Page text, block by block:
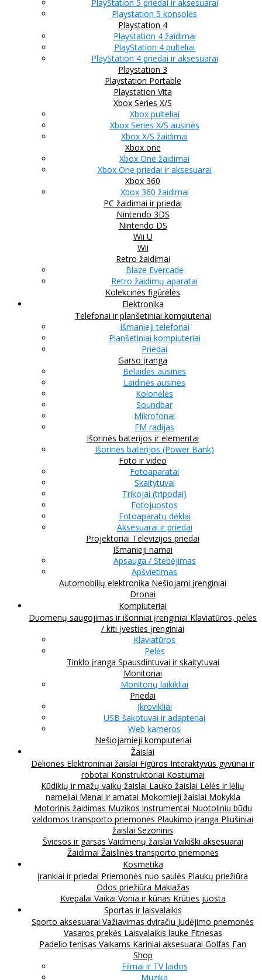
PlayStation 5 priedai ir aksesuarai
Playstation 5 konsolės
Playstation 4
Playstation 4 žaidimai
PlayStation 4 pulteliai
PlayStation 4 priedai ir aksesuarai
Playstation 3
Playstation Portable
Playstation Vita
Xbox Series X/S
Xbox pulteliai
Xbox Series X/S ausinės
Xbox X/S žaidimai
Xbox one
Xbox One žaidimai
Xbox One priedai ir aksesuarai
Xbox 360
Xbox 360 žaidimai
PC žaidimai ir priedai
Nintendo 3DS
Nintendo DS
Wii U
Wii
Retro žaidimai
Blaze Evercade
Retro žaidimų aparatai
Kolekcinės figūrėlės
Elektronika
Telefonai ir planšetiniai kompiuteriai
Išmanieji telefonai
Planšetiniai kompiuteriai
Priedai
Garso įranga
Belaidės ausinės
Laidinės ausinės
Kolonėlės
Soundbar
Mikrofonai
FM radijas
Išorinės baterijos ir elementai
Išorinės baterijos (Power Bank)
Foto ir video
Fotoaparatai
Skaitytuvai
Trikojai (tripodai)
Fotojuostos
Fotoaparatų dėklai
Aksesuarai ir priedai
Projektoriai Televizijos priedai
Išmanieji namai
Apsauga / Stebėjimas
Apšvietimas
Automobilių elektronika Nešiojami įrenginiai
Dronai
Kompiuteriai
Duomenų saugojimas ir išoriniai įrenginiai Klaviatūros, pelės
/ kiti įvesties įrenginiai
Klaviatūros
Pelės
Tinklo įranga Spausdintuvai ir skaitytuvai
Monitoriai
Monitorių laikikliai
Priedai
Įkrovikliai
USB šakotuvai ir adapteriai
Web kameros
Nešiojamieji kompiuteriai
Žaislai
Dėlionės Elektroniniai žaislai Figūros Interaktyvūs gyvūnai ir
robotai Konstruktoriai Kostiumai
Kūdikių ir mažų vaikų žaislai Lauko žaislai Lėlės ir lėlių
nameliai Menai ir amatai Mokomieji žaislai Mokykla
Motorinis žaidimas Muzikos instrumentai Nuotoliniu būdu
valdomos transporto priemonės Plaukimo įranga Pliušiniai
žaislai Sezoninis
Šviesos ir garsas Vaidmenų žaislai Vaikiški aksesuarai
Žaidimai Žaislinės transporto priemonės
Kosmetika
Įrankiai ir priedai Priemonės nuo saulės Plaukų priežiūra
Odos priežiūra Makiažas
Kvepalai Vaikai Vonia ir kūnas Krūties juosta
Sportas ir laisvalaikis
Sporto aksesuarai Važiavimas dviračiu Judėjimo priemonės
Vasaros prekės Laisvalaikis lauke Fitnesas
Padelio tenisas Vaikams Kariniai aksesuarai Golfas Fan
Shop
Filmai ir TV laidos
Muzika